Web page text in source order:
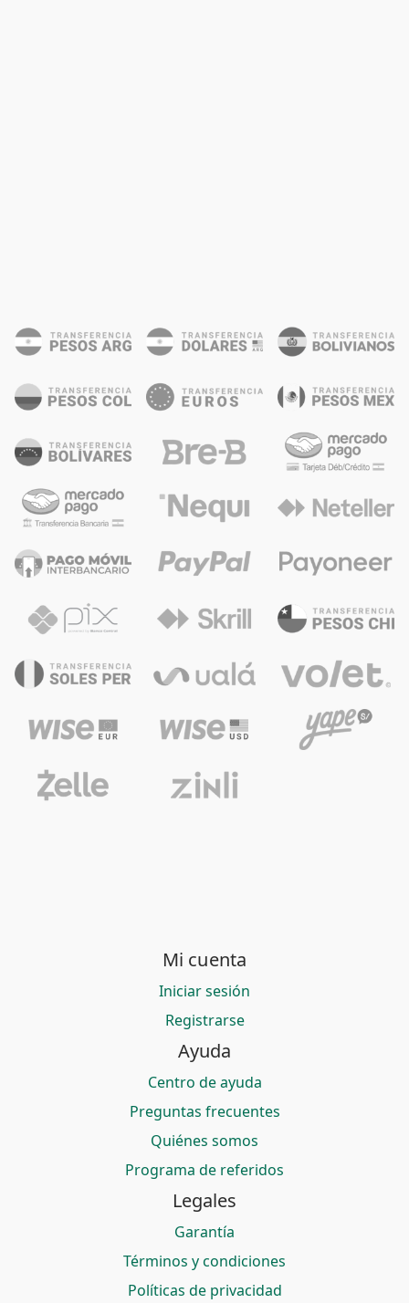
Mi cuenta
Iniciar sesión
Registrarse
Ayuda
Centro de ayuda
Preguntas frecuentes
Quiénes somos
Programa de referidos
Legales
Garantía
Términos y condiciones
Políticas de privacidad